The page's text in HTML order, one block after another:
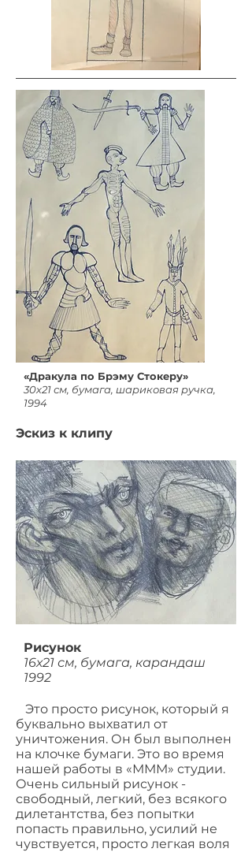
«Дракула по Брэму Стокеру»
30х21 см, бумага, шариковая ручка,
1994
Эскиз к клипу
Рисунок
16х21 см, бумага, карандаш
1992
Это просто рисунок, который я
буквально выхватил от
уничтожения. Он был выполнен
на клочке бумаги. Это во время
нашей работы в «МММ» студии.
Очень сильный рисунок -
свободный, легкий, без всякого
дилетантства, без попытки
попасть правильно, усилий не
чувствуется, просто легкая воля